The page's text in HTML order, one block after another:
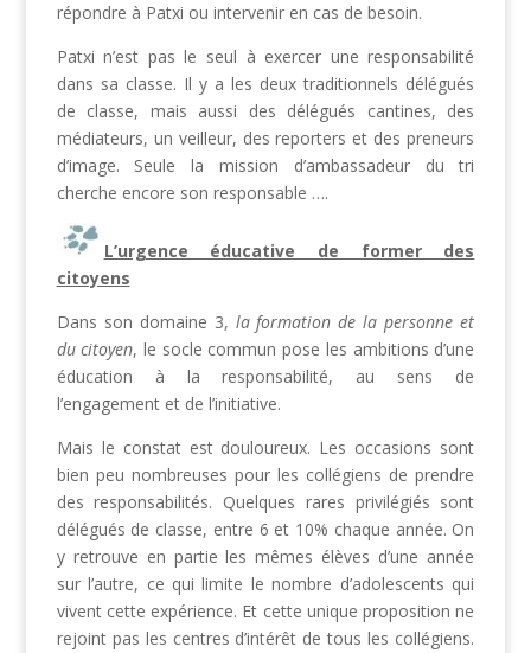
répondre à Patxi ou intervenir en cas de besoin.
Patxi n’est pas le seul à exercer une responsabilité
dans sa classe. Il y a les deux traditionnels délégués
de classe, mais aussi des délégués cantines, des
médiateurs, un veilleur, des reporters et des preneurs
d’image. Seule la mission d’ambassadeur du tri
cherche encore son responsable ….
L’urgence éducative de former des
citoyens
Dans son domaine 3, la formation de la personne et
du citoyen, le socle commun pose les ambitions d’une
éducation à la responsabilité, au sens de
l’engagement et de l’initiative.
Mais le constat est douloureux. Les occasions sont
bien peu nombreuses pour les collégiens de prendre
des responsabilités. Quelques rares privilégiés sont
délégués de classe, entre 6 et 10% chaque année. On
y retrouve en partie les mêmes élèves d’une année
sur l’autre, ce qui limite le nombre d’adolescents qui
vivent cette expérience. Et cette unique proposition ne
rejoint pas les centres d’intérêt de tous les collégiens.